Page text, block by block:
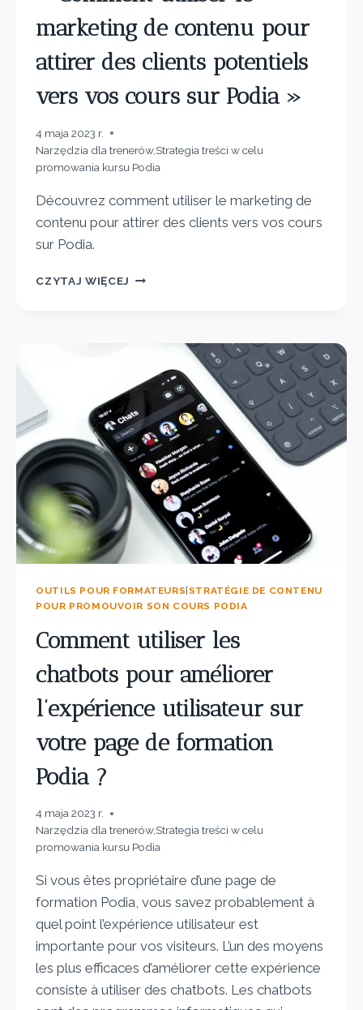
marketing de contenu pour
attirer des clients potentiels
vers vos cours sur Podia »
4 maja 2023 r.
Narzędzia dla trenerów,Strategia treści w celu
promowania kursu Podia
Découvrez comment utiliser le marketing de
contenu pour attirer des clients vers vos cours
sur Podia.
CZYTAJ WIĘCEJ
OUTILS POUR FORMATEURS|STRATÉGIE DE CONTENU
POUR PROMOUVOIR SON COURS PODIA
Comment utiliser les
chatbots pour améliorer
l’expérience utilisateur sur
votre page de formation
Podia ?
4 maja 2023 r.
Narzędzia dla trenerów,Strategia treści w celu
promowania kursu Podia
Si vous êtes propriétaire d’une page de
formation Podia, vous savez probablement à
quel point l’expérience utilisateur est
importante pour vos visiteurs. L’un des moyens
les plus efficaces d’améliorer cette expérience
consiste à utiliser des chatbots. Les chatbots